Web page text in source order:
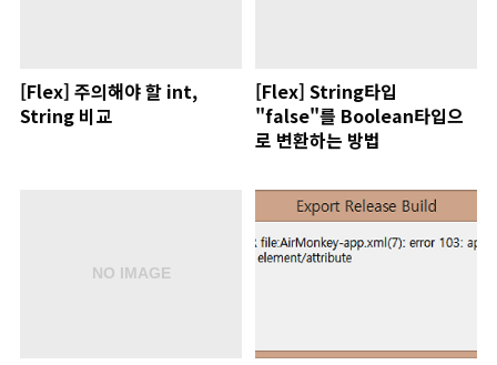
[Flex] 주의해야 할 int,
String 비교
[Flex] String타입
"false"를 Boolean타입으
로 변환하는 방법